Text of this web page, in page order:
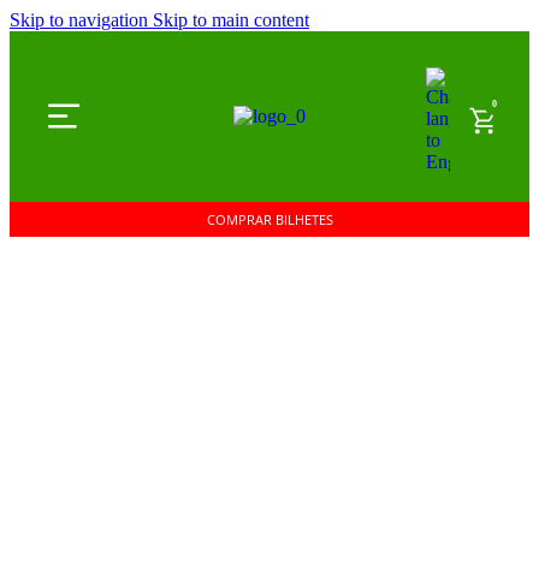
Skip to navigation Skip to main content
0
COMPRAR BILHETES